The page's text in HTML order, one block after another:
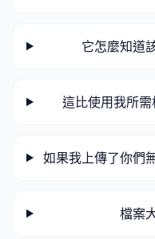
它怎麼知道
這比使用我所
如果我上傳了你們
檔案